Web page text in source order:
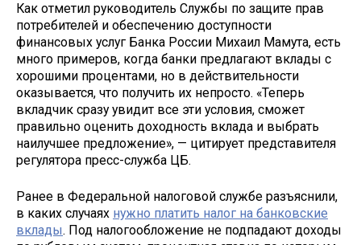
Как отметил руководитель Службы по защите прав
потребителей и обеспечению доступности
финансовых услуг Банка России Михаил Мамута, есть
много примеров, когда банки предлагают вклады с
хорошими процентами, но в действительности
оказывается, что получить их непросто. «Теперь
вкладчик сразу увидит все эти условия, сможет
правильно оценить доходность вклада и выбрать
наилучшее предложение», — цитирует представителя
регулятора пресс-служба ЦБ.
Ранее в Федеральной налоговой службе разъяснили,
в каких случаях нужно платить налог на банковские
вклады. Под налогообложение не подпадают доходы